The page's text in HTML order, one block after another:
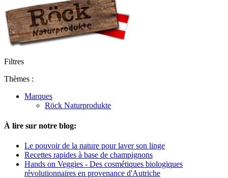
Filtres
Thèmes :
Marques
Röck Naturprodukte
À lire sur notre blog:
Le pouvoir de la nature pour laver son linge
Recettes rapides à base de champignons
Hands on Veggies - Des cosmétiques biologiques
révolutionnaires en provenance d'Autriche